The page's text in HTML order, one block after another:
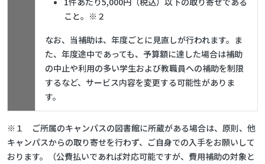
こと。※２
なお、当補助は、年度ごとに見直しが行われます。ま
た、年度途中であっても、予算額に達した場合は補助
の中止や利用の多い学生および教職員への補助を制限
するなど、サービス内容を変更する可能性がありま
す。
※１ ご所属のキャンパスの図書館に所蔵がある場合は、原則、他
キャンパスからの取り寄せを行わず、ご自身での入手をお願いして
おります。（公費払いであれば対応可能ですが、費用補助の対象と